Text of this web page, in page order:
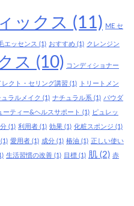
ックス (11) ME セ
エッセンス (1) おすすめ (1) クレンジン
ス (10) コンディショナー
レクト・セリング講習 (1) トリートメン
ラルメイク (1) ナチュラル系 (1) パウダ
ーティー&ヘルスサポート (1) ピュレッ
(1) 利用者 (1) 効果 (1) 化粧スポンジ (1)
(1) 愛用者 (1) 成分 (1) 椿油 (1) 正しい使い
生活習慣の改善 (1) 目標 (1) 肌 (2) 赤